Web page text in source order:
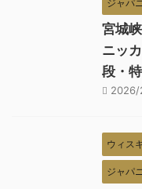
ジャパ
宮城
ニッ
段・
ウィス
ジャパ